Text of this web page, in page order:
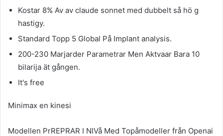
Kostar 8% Av av claude sonnet med dubbelt så hö g
hastigy.
Standard Topp 5 Global På Implant analysis.
200-230 Marjarder Parametrar Men Aktvaar Bara 10
bilarija ät gången.
It's free
Minimax en kinesi
Modellen PrREPRAR I NIVå Med Topåmodeller från Openai